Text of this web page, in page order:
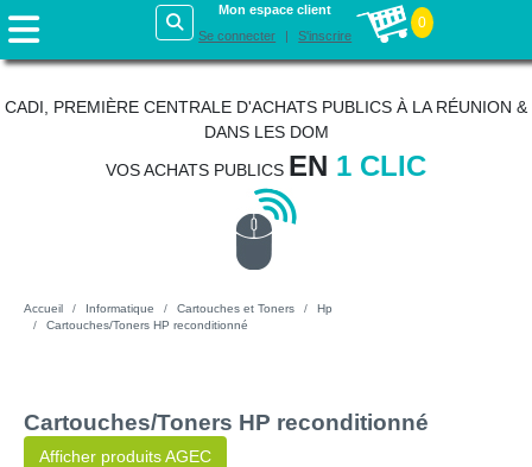
Mon espace client
Se connecter
S'inscrire
0
CADI, PREMIÈRE CENTRALE D'ACHATS PUBLICS À LA RÉUNION &
DANS LES DOM
VOS ACHATS PUBLICS EN 1 CLIC
Accueil Informatique Cartouches et Toners
Hp
Cartouches/Toners HP reconditionné
Cartouches/Toners HP reconditionné
Afficher produits AGEC